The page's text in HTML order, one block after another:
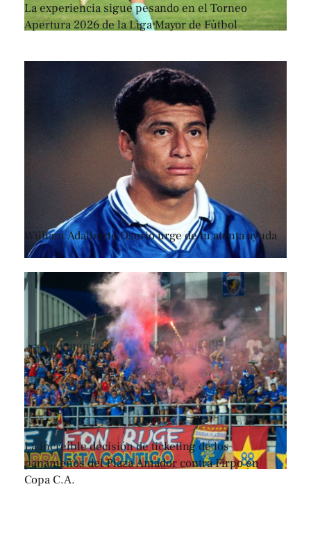
La experiencia sigue pesando en el Torneo
Apertura 2026 de la Liga Mayor de Fútbol
William Adalberto Osorio urge de tu atenta ayuda
La increíble decisión de ticketing de los
panameños del Plaza Amador contra Firpo en
Copa C.A.